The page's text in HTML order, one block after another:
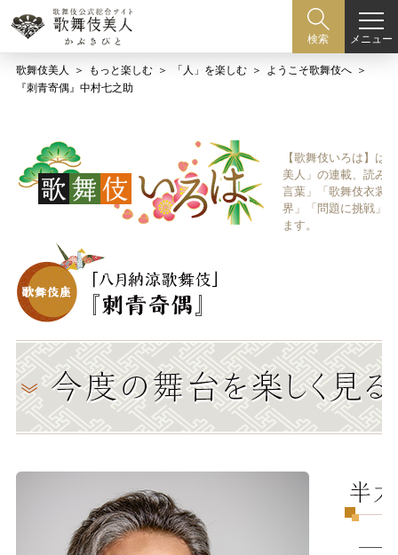
検索 メニュー
歌舞伎美人 もっと楽しむ 「人」を楽しむ
ようこそ歌舞伎へ
『刺青寄偶』中村七之助
【歌舞伎いろは】は
美人」の連載、読み
言葉」「歌舞伎衣裳
界」「問題に挑戦」
ます。
――お